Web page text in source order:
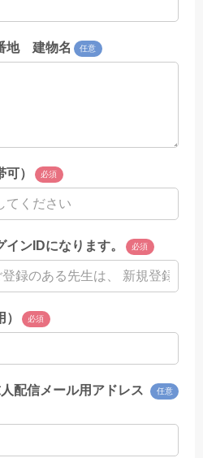
地 建物名 任意
） 必須
ンIDになります。 必須
必須
配信メール用アドレス
任意